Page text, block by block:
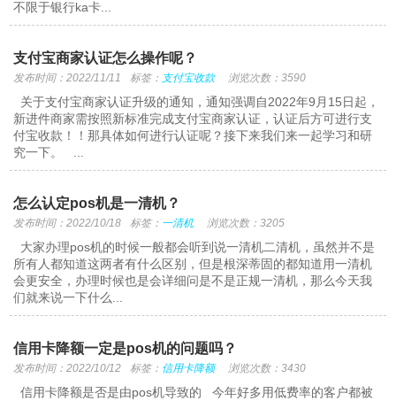
不限于银行ka卡...
支付宝商家认证怎么操作呢？
发布时间：2022/11/11 标签： 支付宝收款 浏览次数：3590
关于支付宝商家认证升级的通知，通知强调自2022年9月15日起，
新进件商家需按照新标准完成支付宝商家认证，认证后方可进行支
付宝收款！！那具体如何进行认证呢？接下来我们来一起学习和研
究一下。 ...
怎么认定pos机是一清机？
发布时间：2022/10/18 标签： 一清机 浏览次数：3205
大家办理pos机的时候一般都会听到说一清机二清机，虽然并不是
所有人都知道这两者有什么区别，但是根深蒂固的都知道用一清机
会更安全，办理时候也是会详细问是不是正规一清机，那么今天我
们就来说一下什么...
信用卡降额一定是pos机的问题吗？
发布时间：2022/10/12 标签： 信用卡降额 浏览次数：3430
信用卡降额是否是由pos机导致的 今年好多用低费率的客户都被